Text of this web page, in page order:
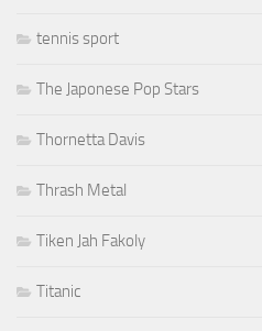
tennis sport
The Japonese Pop Stars
Thornetta Davis
Thrash Metal
Tiken Jah Fakoly
Titanic